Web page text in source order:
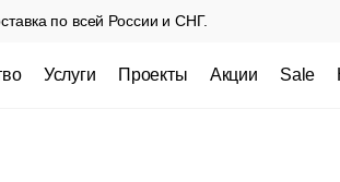
по всей России и СНГ.
Услуги Проекты Акции Sale